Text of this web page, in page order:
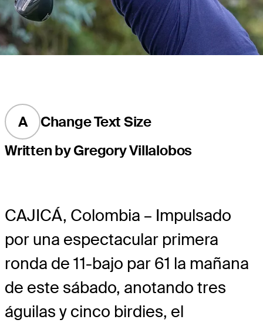
A
Change Text Size
Written by Gregory Villalobos
CAJICÁ, Colombia – Impulsado
por una espectacular primera
ronda de 11-bajo par 61 la mañana
de este sábado, anotando tres
águilas y cinco birdies, el